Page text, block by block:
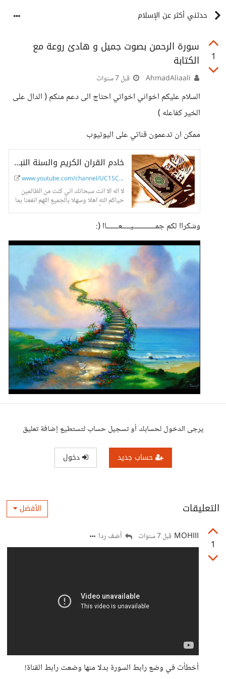
حدثني أكثر عن الإسلام
1
سورة الرحمن بصوت جميل و هادئ روعة مع
الكتابة
قبل 7 سنوات
السلام عليكم اخواني اخواتي احتاج الى دعم منكم ( الدال على
الخير كفاعله )
ممكن ان تدعمون قناتي على اليوتيوب
خادم القران الكريم والسنة النبوية
www.youtube.com/channel/UC1SC7v8...
لا اله الا انت سبحانك اني كنت من الظالمين
حياكم الله اهلا وسهلا بالجميع اللهم انفعنا بما
علمتنا وعلّمنا ما ينفعنا وزدنا علماً اللهم من...
وشكراا لكم جمـــــــــــيــــعــــــاا (:
يرجى الدخول لحسابك أو تسجيل حساب لتستطيع إضافة تعليق
حساب جديد دخول
التعليقات الأفضل
1
MOHIII قبل 7 سنوات أضف ردا
أخطأت في وضع رابط السورة بدلا منها وضعت رابط القناة!